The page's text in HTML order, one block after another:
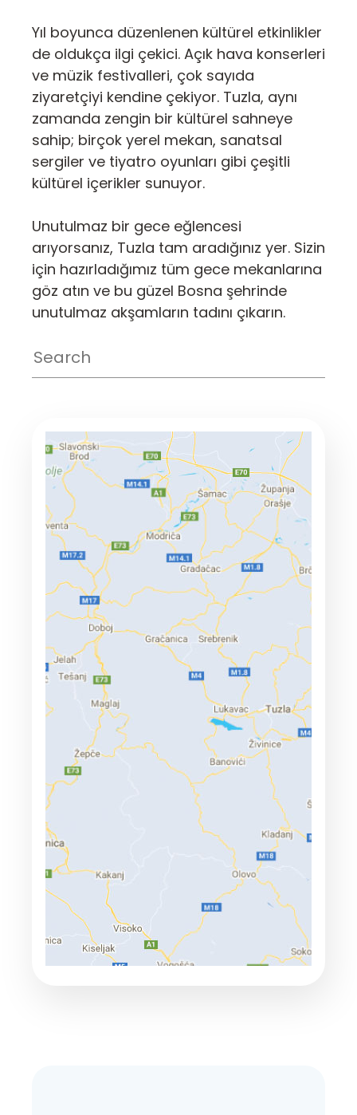
Yıl boyunca düzenlenen kültürel etkinlikler
de oldukça ilgi çekici. Açık hava konserleri
ve müzik festivalleri, çok sayıda
ziyaretçiyi kendine çekiyor. Tuzla, aynı
zamanda zengin bir kültürel sahneye
sahip; birçok yerel mekan, sanatsal
sergiler ve tiyatro oyunları gibi çeşitli
kültürel içerikler sunuyor.
Unutulmaz bir gece eğlencesi
arıyorsanız, Tuzla tam aradığınız yer. Sizin
için hazırladığımız tüm gece mekanlarına
göz atın ve bu güzel Bosna şehrinde
unutulmaz akşamların tadını çıkarın.